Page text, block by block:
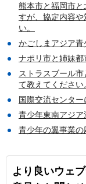
熊本市と福岡市
すが、協定内容
い。
かごしまアジア青
ナポリ市と姉妹都
ストラスブール
て教えてください
国際交流センター
青少年東南アジア
青少年の翼事業の
より良いウェ